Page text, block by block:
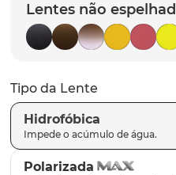
Lentes não
Tipo da Lente
Hidrofóbica
Polarizada
8º gasket
9º parafusos